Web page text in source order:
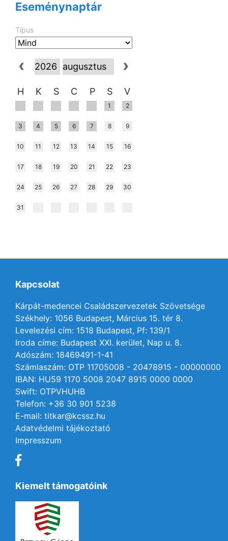
Eseménynaptár
Típus
H K S C P S V
1 2
3 4 5 6 7 8 9
10 11 12 13 14 15 16
17 18 19 20 21 22 23
24 25 26 27 28 29 30
31
Kapcsolat
Kárpát-medencei Családszervezetek Szövetsége
Székhely: 1056 Budapest, Március 15. tér 8.
Levelezési cím: 1518 Budapest, Pf: 139/1
Iroda címe: Budapest XXI. kerület, Nap u. 8.
Adószám: 18469491-1-41
Számlaszám: OTP 11705008 - 20478915 - 00000000
IBAN: HU59 1170 5008 2047 8915 0000 0000
Swift: OTPVHUHB
Telefon: +36 30 901 5238
E-mail: titkar@kcssz.hu
Adatvédelmi tájékoztató
Impresszum
Kiemelt támogatóink